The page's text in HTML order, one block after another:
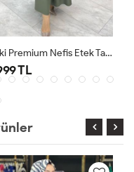
Haki Premium Nefis Etek Takım
TL